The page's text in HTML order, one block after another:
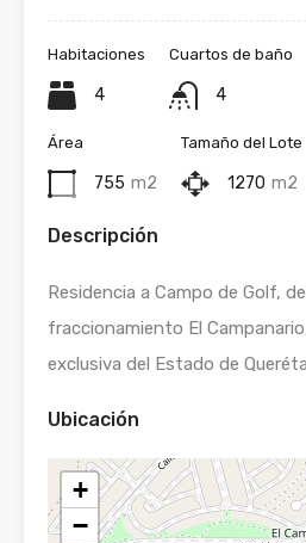
Habitaciones
4
Cuartos de baño
4
Área
755 m2
Tamaño del Lote
1270 m2
Descripción
Residencia a Campo de Golf,
fraccionamiento El
exclusiva del Estado de
Ubicación
+
−